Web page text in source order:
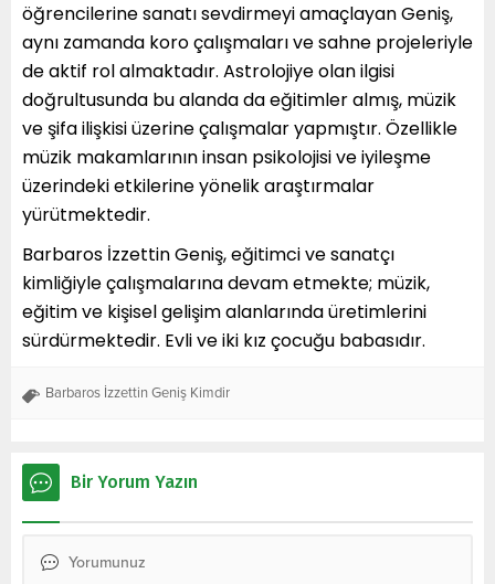
öğrencilerine sanatı sevdirmeyi amaçlayan Geniş,
aynı zamanda koro çalışmaları ve sahne projeleriyle
de aktif rol almaktadır. Astrolojiye olan ilgisi
doğrultusunda bu alanda da eğitimler almış, müzik
ve şifa ilişkisi üzerine çalışmalar yapmıştır. Özellikle
müzik makamlarının insan psikolojisi ve iyileşme
üzerindeki etkilerine yönelik araştırmalar
yürütmektedir.
Barbaros İzzettin Geniş, eğitimci ve sanatçı
kimliğiyle çalışmalarına devam etmekte; müzik,
eğitim ve kişisel gelişim alanlarında üretimlerini
sürdürmektedir. Evli ve iki kız çocuğu babasıdır.
Barbaros İzzettin Geniş Kimdir
Bir Yorum Yazın